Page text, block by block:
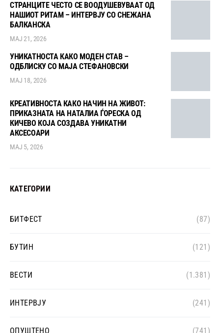
СТРАНЦИТЕ ЧЕСТО СЕ ВООДУШЕВУВААТ ОД
НАШИОТ РИТАМ – ИНТЕРВЈУ СО СНЕЖАНА
БАЛКАНСКА
МАЈ 21, 2026
УНИКАТНОСТА КАКО МОДЕН СТАВ –
ОДБЛИСКУ СО МАЈА СТЕФАНОВСКИ
МАЈ 18, 2026
КРЕАТИВНОСТА КАКО НАЧИН НА ЖИВОТ:
ПРИКАЗНАТА НА НАТАЛИА ЃОРЕСКА ОД
КИЧЕВО КОЈА СОЗДАВА УНИКАТНИ
АКСЕСОАРИ
МАЈ 5, 2026
КАТЕГОРИИ
БИТФЕСТ (87)
БУТИН (121)
ВЕСТИ (1.381)
ИНТЕРВЈУ (241)
ОПУШТЕНО (741)